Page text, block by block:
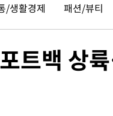
나스닥 1.3%↑
/생활경제 패션/뷰티
트백 상